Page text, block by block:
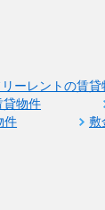
リーレントの賃貸
貸物件
件 敷